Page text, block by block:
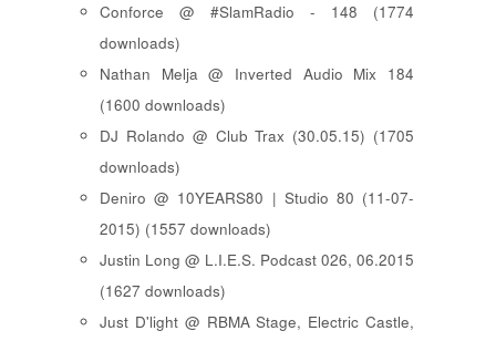
Conforce @ #SlamRadio - 148 (1774
downloads)
Nathan Melja @ Inverted Audio Mix 184
(1600 downloads)
DJ Rolando @ Club Trax (30.05.15) (1705
downloads)
Deniro @ 10YEARS80 | Studio 80 (11-07-
2015) (1557 downloads)
Justin Long @ L.I.E.S. Podcast 026, 06.2015
(1627 downloads)
Just D'light @ RBMA Stage, Electric Castle,